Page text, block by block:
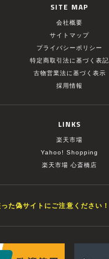
SITE MAP
会社概要
サイトマップ
プライバシーポリシー
特定商取引法に基づく表記
古物営業法に基づく表示
採用情報
LINKS
楽天市場
Yahoo! Shopping
楽天市場 心斎橋店
た偽サイトにご注意ください！